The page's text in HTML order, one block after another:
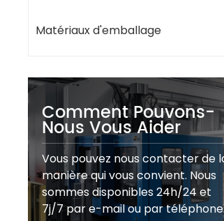
Matériaux d'emballage
Comment Pouvons-
Nous Vous Aider
Vous pouvez nous contacter de
manière qui vous convient. Nous
sommes disponibles 24h/24 et
7j/7 par e-mail ou par